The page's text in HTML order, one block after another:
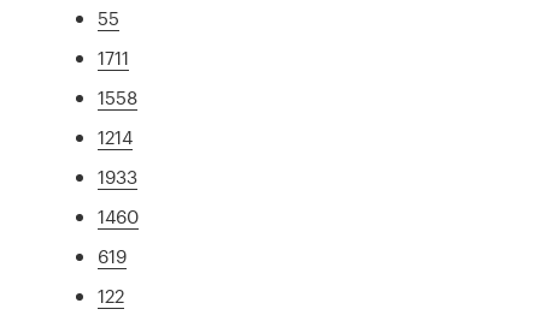
55
1711
1558
1214
1933
1460
619
122